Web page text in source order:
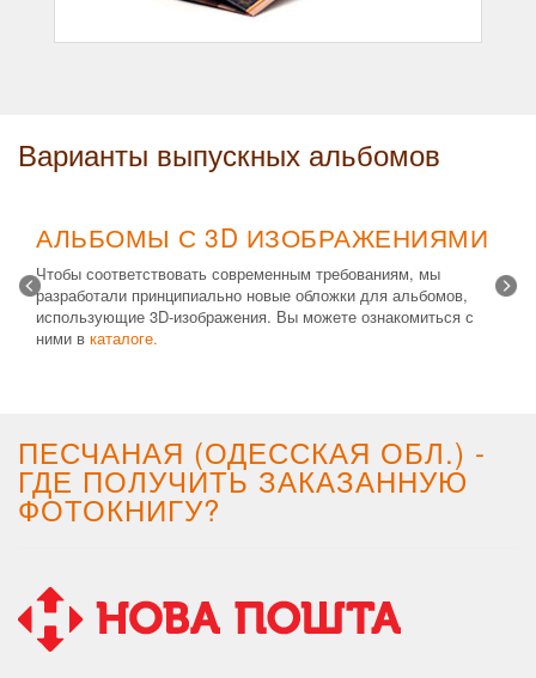
Варианты выпускных альбомов
АЛЬБОМЫ С 3D ИЗОБРАЖЕНИЯМИ
Чтобы соответствовать современным требованиям, мы
разработали принципиально новые обложки для альбомов,
использующие 3D-изображения. Вы можете ознакомиться с
ними в каталоге.
ПЕСЧАНАЯ (ОДЕССКАЯ ОБЛ.) -
ГДЕ ПОЛУЧИТЬ ЗАКАЗАННУЮ
ФОТОКНИГУ?